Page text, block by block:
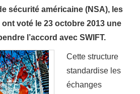
sécurité américaine (NSA), les
voté le 23 octobre 2013 une
l’accord avec SWIFT.
Cette structure
standardise les
échanges